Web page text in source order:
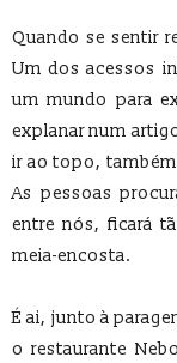
Quando se sentir
Um dos acessos
um mundo para
explanar num
ir ao topo, também
As pessoas
entre nós, ficará
meia-encosta.
É ai, junto à
o restaurante